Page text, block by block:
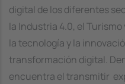
digital de los diferentes
la Industria 4.0, el
la tecnología y la
transformación digital.
encuentra el transmitir